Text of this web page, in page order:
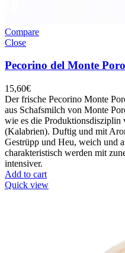
Compare
Close
Pecorino del Monte
15,60€
Der frische Pecorino Monte
aus Schafsmilch von Monte
wie es die Produktionsdisziplin
(Kalabrien). Duftig und mit
Gestrüpp und Heu, weich und
charakteristisch werden mit
intensiver.
Add to cart
Quick view